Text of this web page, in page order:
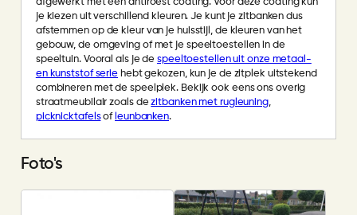
afgewerkt met een antiroest coating. Voor deze coating kun
je kiezen uit verschillend kleuren. Je kunt je zitbanken dus
afstemmen op de kleur van je huisstijl, de kleuren van het
gebouw, de omgeving of met je speeltoestellen in de
speeltuin. Vooral als je despeeltoestellen uit onze metaal-
en kunststof serie hebt gekozen, kun je de zitplek uitstekend
combineren met de speelplek. Bekijk ook eens ons overig
straatmeubilair zoals dezitbanken met rugleuning,
picknicktafelsof leunbanken.
Foto's